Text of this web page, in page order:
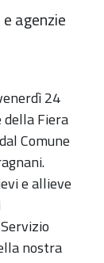
agenzie
24
Fiera
Comune
e allieve
nostra